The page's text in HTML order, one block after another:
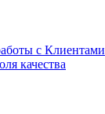
с Клиентами
качества